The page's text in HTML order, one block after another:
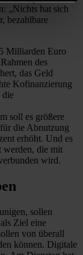
„Nichts hat sich
bezahlbare
Milliarden Euro
des
das Geld
Kofinanzierung
die
soll es größere
die Abnutzung
erhöht. Und es
werden, die mit
wird.
sollen
Ziel eine
von überall
können. Digitale